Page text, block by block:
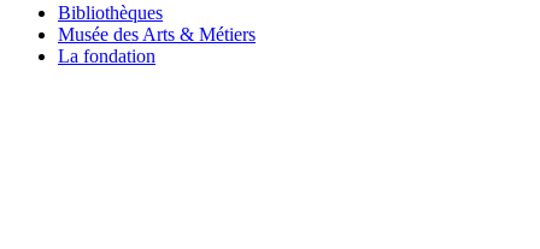
Bibliothèques
Musée des Arts & Métiers
La fondation